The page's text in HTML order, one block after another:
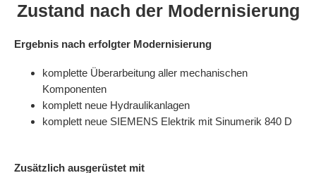
Zustand nach der Modernisierung
Ergebnis nach erfolgter Modernisierung
komplette Überarbeitung aller mechanischen
Komponenten
komplett neue Hydraulikanlagen
komplett neue SIEMENS Elektrik mit Sinumerik 840 D
Zusätzlich ausgerüstet mit